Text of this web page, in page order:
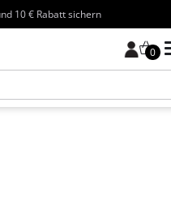
10 € Rabatt sichern
0